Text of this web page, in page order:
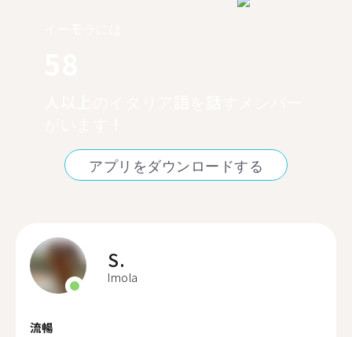
アプリをダウンロードする
S.
Imola
流暢